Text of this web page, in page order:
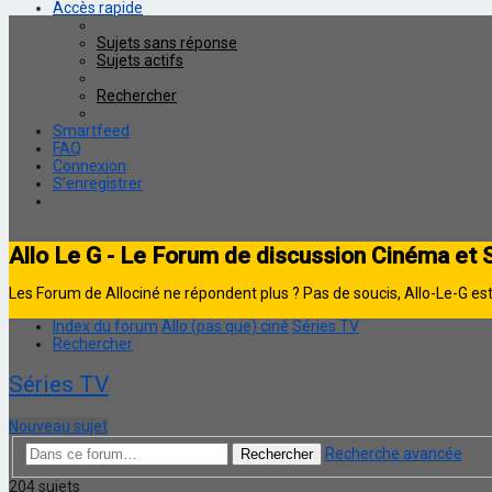
Accès rapide
Sujets sans réponse
Sujets actifs
Rechercher
Smartfeed
FAQ
Connexion
S’enregistrer
Allo Le G - Le Forum de discussion Cinéma et
Les Forum de Allociné ne répondent plus ? Pas de soucis, Allo-Le-G
Index du forum Allo (pas que) ciné Séries TV
Rechercher
Séries TV
Nouveau sujet
Rechercher
Recherche avancée
204 sujets